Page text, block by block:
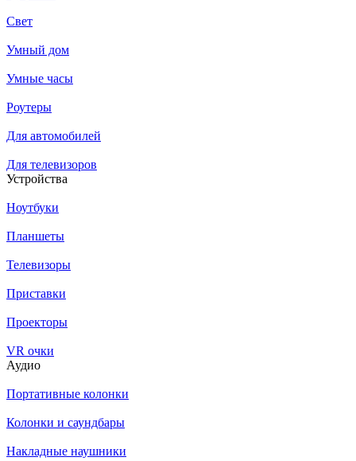
Свет
Умный дом
Умные часы
Роутеры
Для автомобилей
Для телевизоров
Устройства
Ноутбуки
Планшеты
Телевизоры
Приставки
Проекторы
VR очки
Аудио
Портативные колонки
Колонки и саундбары
Накладные наушники